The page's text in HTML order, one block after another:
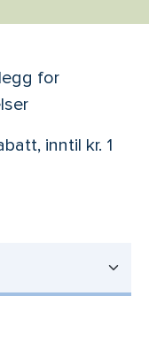
for
inntil kr. 1